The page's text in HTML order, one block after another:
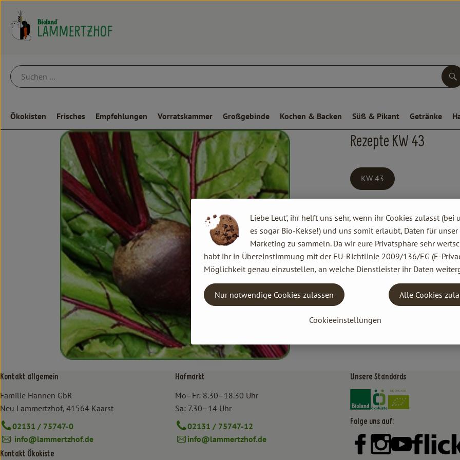
Ökokisten Frisches Empfehlungen Vorratskammer Großgebinde Kochen & Backen Süß & Pikant Getränke
Rezepte KW 43
KW 43
Kontakt allgemein
Familie Hannen GbR
Neu Lammertzhof, 41564 Kaarst
02131 / 75747-0
info@lammertzhof.de
Kontakt Ökokiste
Hofmarkt
Mo–Fr: 8.30–18.30 Uhr
Sa: 7.30–14 Uhr
02131 / 75747-12
info@lammertzhof.de
Unsere Standards
Externer Link zu https://
Externer Link zu
Folge uns auf:
Externer Link zu
Externer Link zu
Externer Link
Liebe Leut', ihr helft uns sehr, wenn ihr Cookies zulasst (bei
es sogar Bio-Kekse!) und uns somit erlaubt, Daten für unser
Marketing zu sammeln. Da wir eure Privatsphäre sehr
habt ihr in Übereinstimmung mit der EU-Richtlinie 2009/136/EG (E-
Möglichkeit genau einzustellen, an welche Dienstleister ihr Daten
Cookieeinstellungen
Nur notwendige Cookies zulassen Alle Cookies